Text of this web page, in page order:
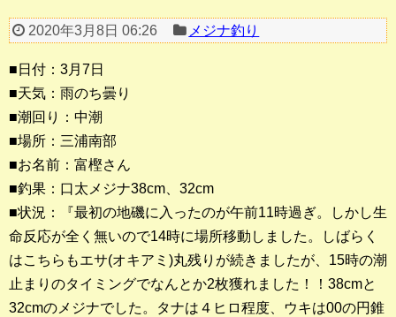
2020年3月8日 06:26 メジナ釣り
■日付：3月7日
■天気：雨のち曇り
■潮回り：中潮
■場所：三浦南部
■お名前：富樫さん
■釣果：口太メジナ38cm、32cm
■状況：『最初の地磯に入ったのが午前11時過ぎ。しかし生
命反応が全く無いので14時に場所移動しました。しばらく
はこちらもエサ(オキアミ)丸残りが続きましたが、15時の潮
止まりのタイミングでなんとか2枚獲れました！！38cmと
32cmのメジナでした。タナは４ヒロ程度、ウキは00の円錐
陸っぱりルアー
船・ボート釣り
その他の釣り
釣果ランキング
2023年 クロダイ部門
2023年 メジナ部門
歴代釣果ランキング
クロダイ部門